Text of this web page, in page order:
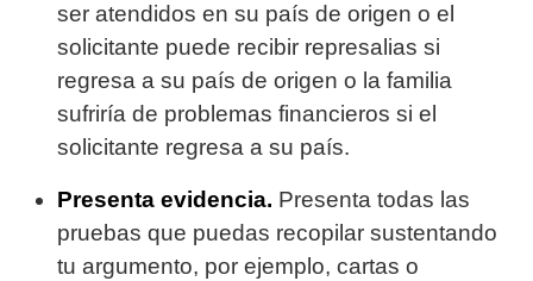
ser atendidos en su país de origen o el
solicitante puede recibir represalias si
regresa a su país de origen o la familia
sufriría de problemas financieros si el
solicitante regresa a su país.
Presenta evidencia. Presenta todas las
pruebas que puedas recopilar sustentando
tu argumento, por ejemplo, cartas o